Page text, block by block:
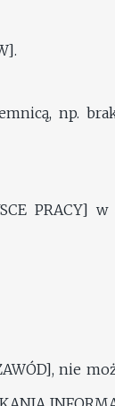
np.
PRACY]
nie